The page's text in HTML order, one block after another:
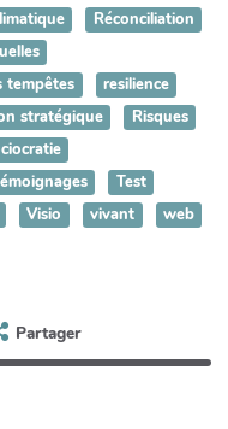
Réconciliation
tempêtes
resilience
stratégique
Risques
Test
Visio vivant
web
Partager